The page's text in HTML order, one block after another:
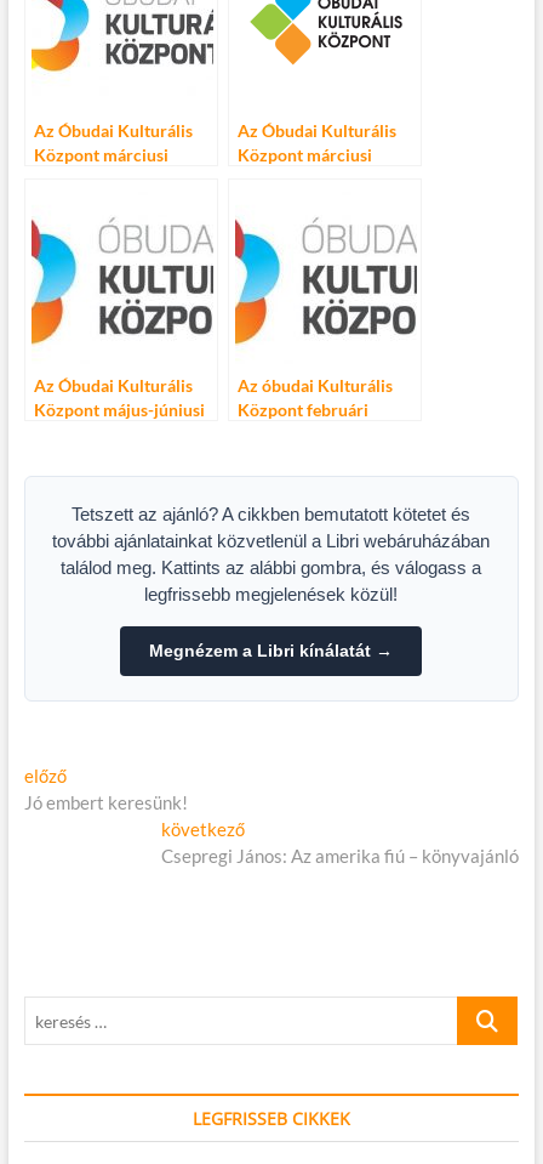
Az Óbudai Kulturális
Központ márciusi
Az Óbudai Kulturális
Központ márciusi
Az Óbudai Kulturális
Központ május-júniusi
Az óbudai Kulturális
Központ februári
Tetszett az ajánló? A cikkben bemutatott kötetet és
további ajánlatainkat közvetlenül a Libri webáruházában
találod meg. Kattints az alábbi gombra, és válogass a
legfrissebb megjelenések közül!
Megnézem a Libri kínálatát →
Bejegyzés
navigáció
előzőElőző
cikk:
Jó embert keresünk!
következőKövetkező
cikk:
Csepregi János: Az amerika fiú – könyvajánló
keresés
LEGFRISSEB CIKKEK